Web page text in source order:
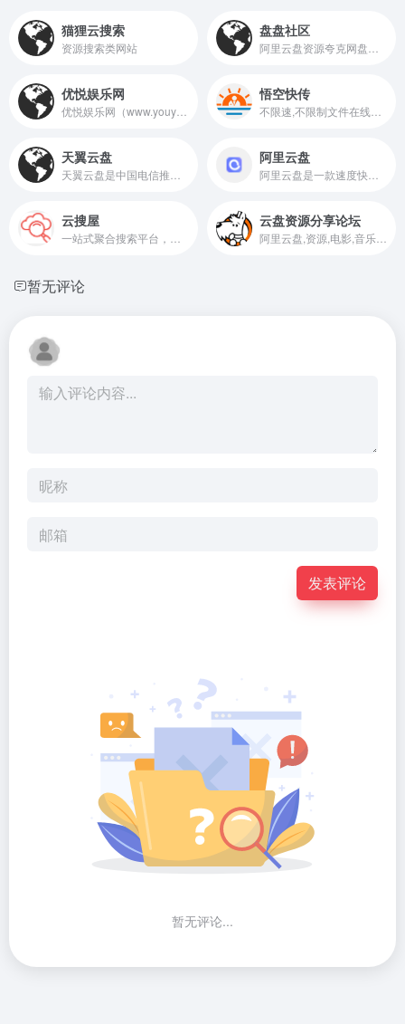
猫狸云搜索
资源搜索类网站
盘盘社区
优悦娱乐网 悟空快传
天翼云盘 阿里云盘
云搜屋 云盘资源分享论坛
暂无评论
发表评论
暂无评论...